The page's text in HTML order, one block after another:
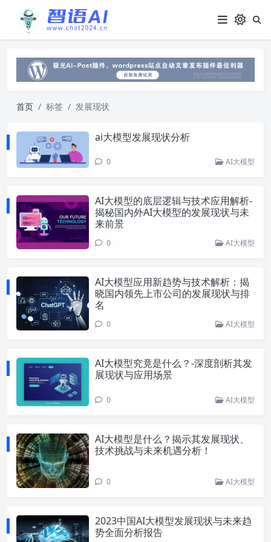
首页 标签 发展现状
ai大模型发展现状分析
0 AI大模型
AI大模型的底层逻辑与技术应用解析-
揭秘国内外AI大模型的发展现状与未
来前景
0 AI大模型
AI大模型应用新趋势与技术解析：揭
晓国内领先上市公司的发展现状与排
名
0 AI大模型
AI大模型究竟是什么？-深度剖析其发
展现状与应用场景
0 AI大模型
AI大模型是什么？揭示其发展现状、
技术挑战与未来机遇分析！
0 AI大模型
2023中国AI大模型发展现状与未来趋
势全面分析报告